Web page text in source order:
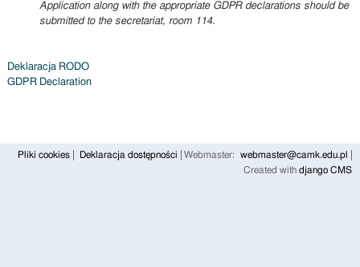
Application along with the appropriate GDPR declarations should be
submitted to the secretariat, room 114.
Deklaracja RODO
GDPR Declaration
Pliki cookies Deklaracja dostępności Webmaster:
webmaster@camk.edu.pl
Created with django CMS